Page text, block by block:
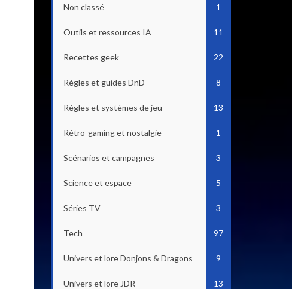
Non classé 1
Outils et ressources IA 11
Recettes geek 22
Règles et guides DnD 8
Règles et systèmes de jeu 13
Rétro-gaming et nostalgie 1
Scénarios et campagnes 3
Science et espace 5
Séries TV 3
Tech 97
Univers et lore Donjons & Dragons 9
Univers et lore JDR 13